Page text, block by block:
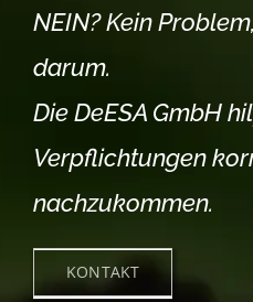
NEIN? Kein
darum.
Die DeESA GmbH
Verpflichtungen
nachzukommen.
KONTAKT